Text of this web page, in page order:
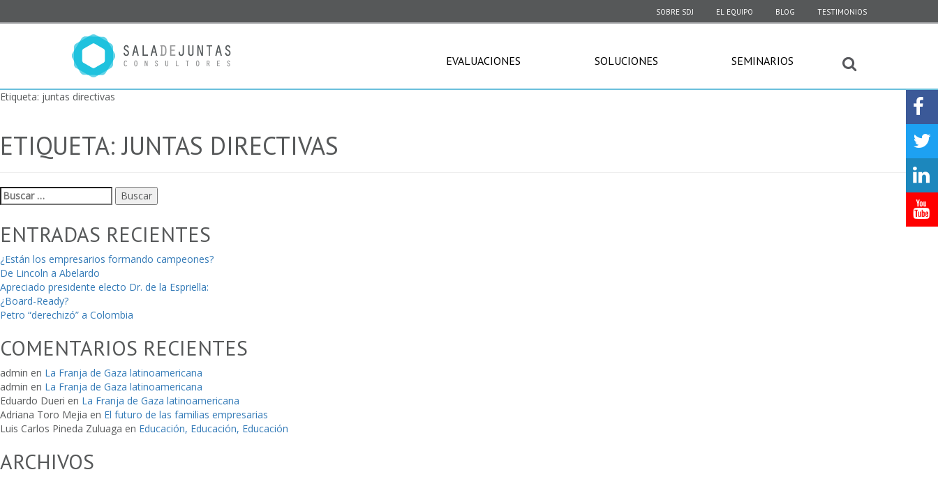
SOBRE SDJ EL EQUIPO BLOG TESTIMONIOS
EVALUACIONES SOLUCIONES SEMINARIOS
Etiqueta: juntas directivas
ETIQUETA:JUNTAS DIRECTIVAS
Buscar:
ENTRADAS RECIENTES
¿Están los empresarios formando campeones?
De Lincoln a Abelardo
Apreciado presidente electo Dr. de la Espriella:
¿Board-Ready?
Petro “derechizó” a Colombia
COMENTARIOS RECIENTES
admin en La Franja de Gaza latinoamericana
admin en La Franja de Gaza latinoamericana
Eduardo Dueri en La Franja de Gaza latinoamericana
Adriana Toro Mejia en El futuro de las familias empresarias
Luis Carlos Pineda Zuluaga en Educación, Educación, Educación
ARCHIVOS